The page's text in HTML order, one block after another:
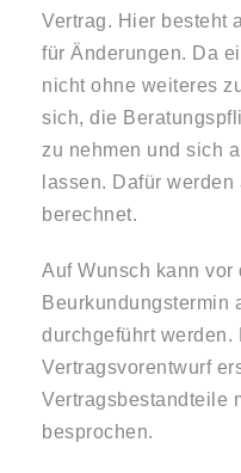
Vertrag. Hier besteht
für Änderungen. Da
nicht ohne weiteres
sich, die
zu nehmen und sich
lassen. Dafür
berechnet.
Auf Wunsch kann vor
Beurkundungstermin
durchgeführt werden.
Vertragsvorentwurf
Vertragsbestandteile
besprochen.